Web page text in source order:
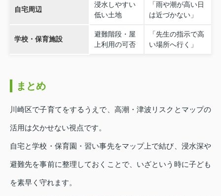
自宅周辺
浸水しやすい
低い土地
「雨や潮が高い日
は近づかない」
学校・保育施設
避難階段・屋
上利用の可否
「先生の指示で高
い場所へ行く」
まとめ
川崎区で子育てをするうえで、高潮・津波リスクとマップの
活用は欠かせない視点です。
自宅と学校・保育園・習い事先をマップ上で結び、浸水深や
避難先を事前に整理しておくことで、いざという時に子ども
を素早く守れます。